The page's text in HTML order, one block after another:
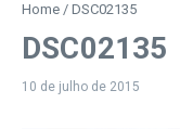
Home / DSC02135
DSC02135
10 de julho de 2015